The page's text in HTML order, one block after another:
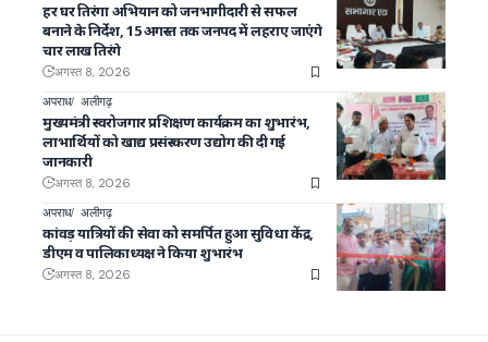
हर घर तिरंगा अभियान को जनभागीदारी से सफल
बनाने के निर्देश, 15 अगस्त तक जनपद में लहराए जाएंगे
चार लाख तिरंगे
अगस्त 8, 2026
अपराध अलीगढ़
मुख्यमंत्री स्वरोजगार प्रशिक्षण कार्यक्रम का शुभारंभ,
लाभार्थियों को खाद्य प्रसंस्करण उद्योग की दी गई
जानकारी
अगस्त 8, 2026
अपराध अलीगढ़
कांवड़ यात्रियों की सेवा को समर्पित हुआ सुविधा केंद्र,
डीएम व पालिकाध्यक्ष ने किया शुभारंभ
अगस्त 8, 2026